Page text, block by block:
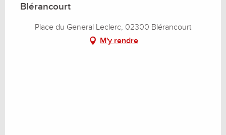
Blérancourt
Place du General Leclerc, 02300 Blérancourt
M'y rendre